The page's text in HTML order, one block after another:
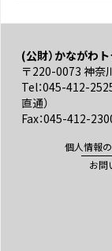
(公財）かながわ
〒220-0073 神奈
Tel：045-412-
直通）
Fax：045-412-
個人情報
お問